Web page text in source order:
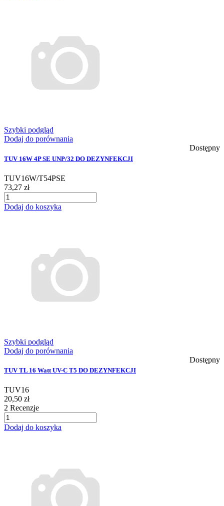
Szybki podgląd
Dodaj do porównania
Dostępny
TUV 16W 4P SE UNP/32 DO DEZYNFEKCJI
TUV16W/T54PSE
73,27 zł
Dodaj do koszyka
Szybki podgląd
Dodaj do porównania
Dostępny
TUV TL 16 Watt UV-C T5 DO DEZYNFEKCJI
TUV16
20,50 zł
2 Recenzje
Dodaj do koszyka